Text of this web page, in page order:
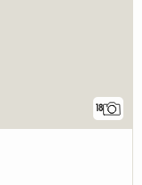
18